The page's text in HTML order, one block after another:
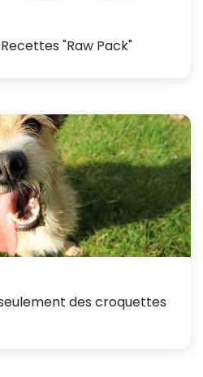
"Raw Pack"
des croquettes